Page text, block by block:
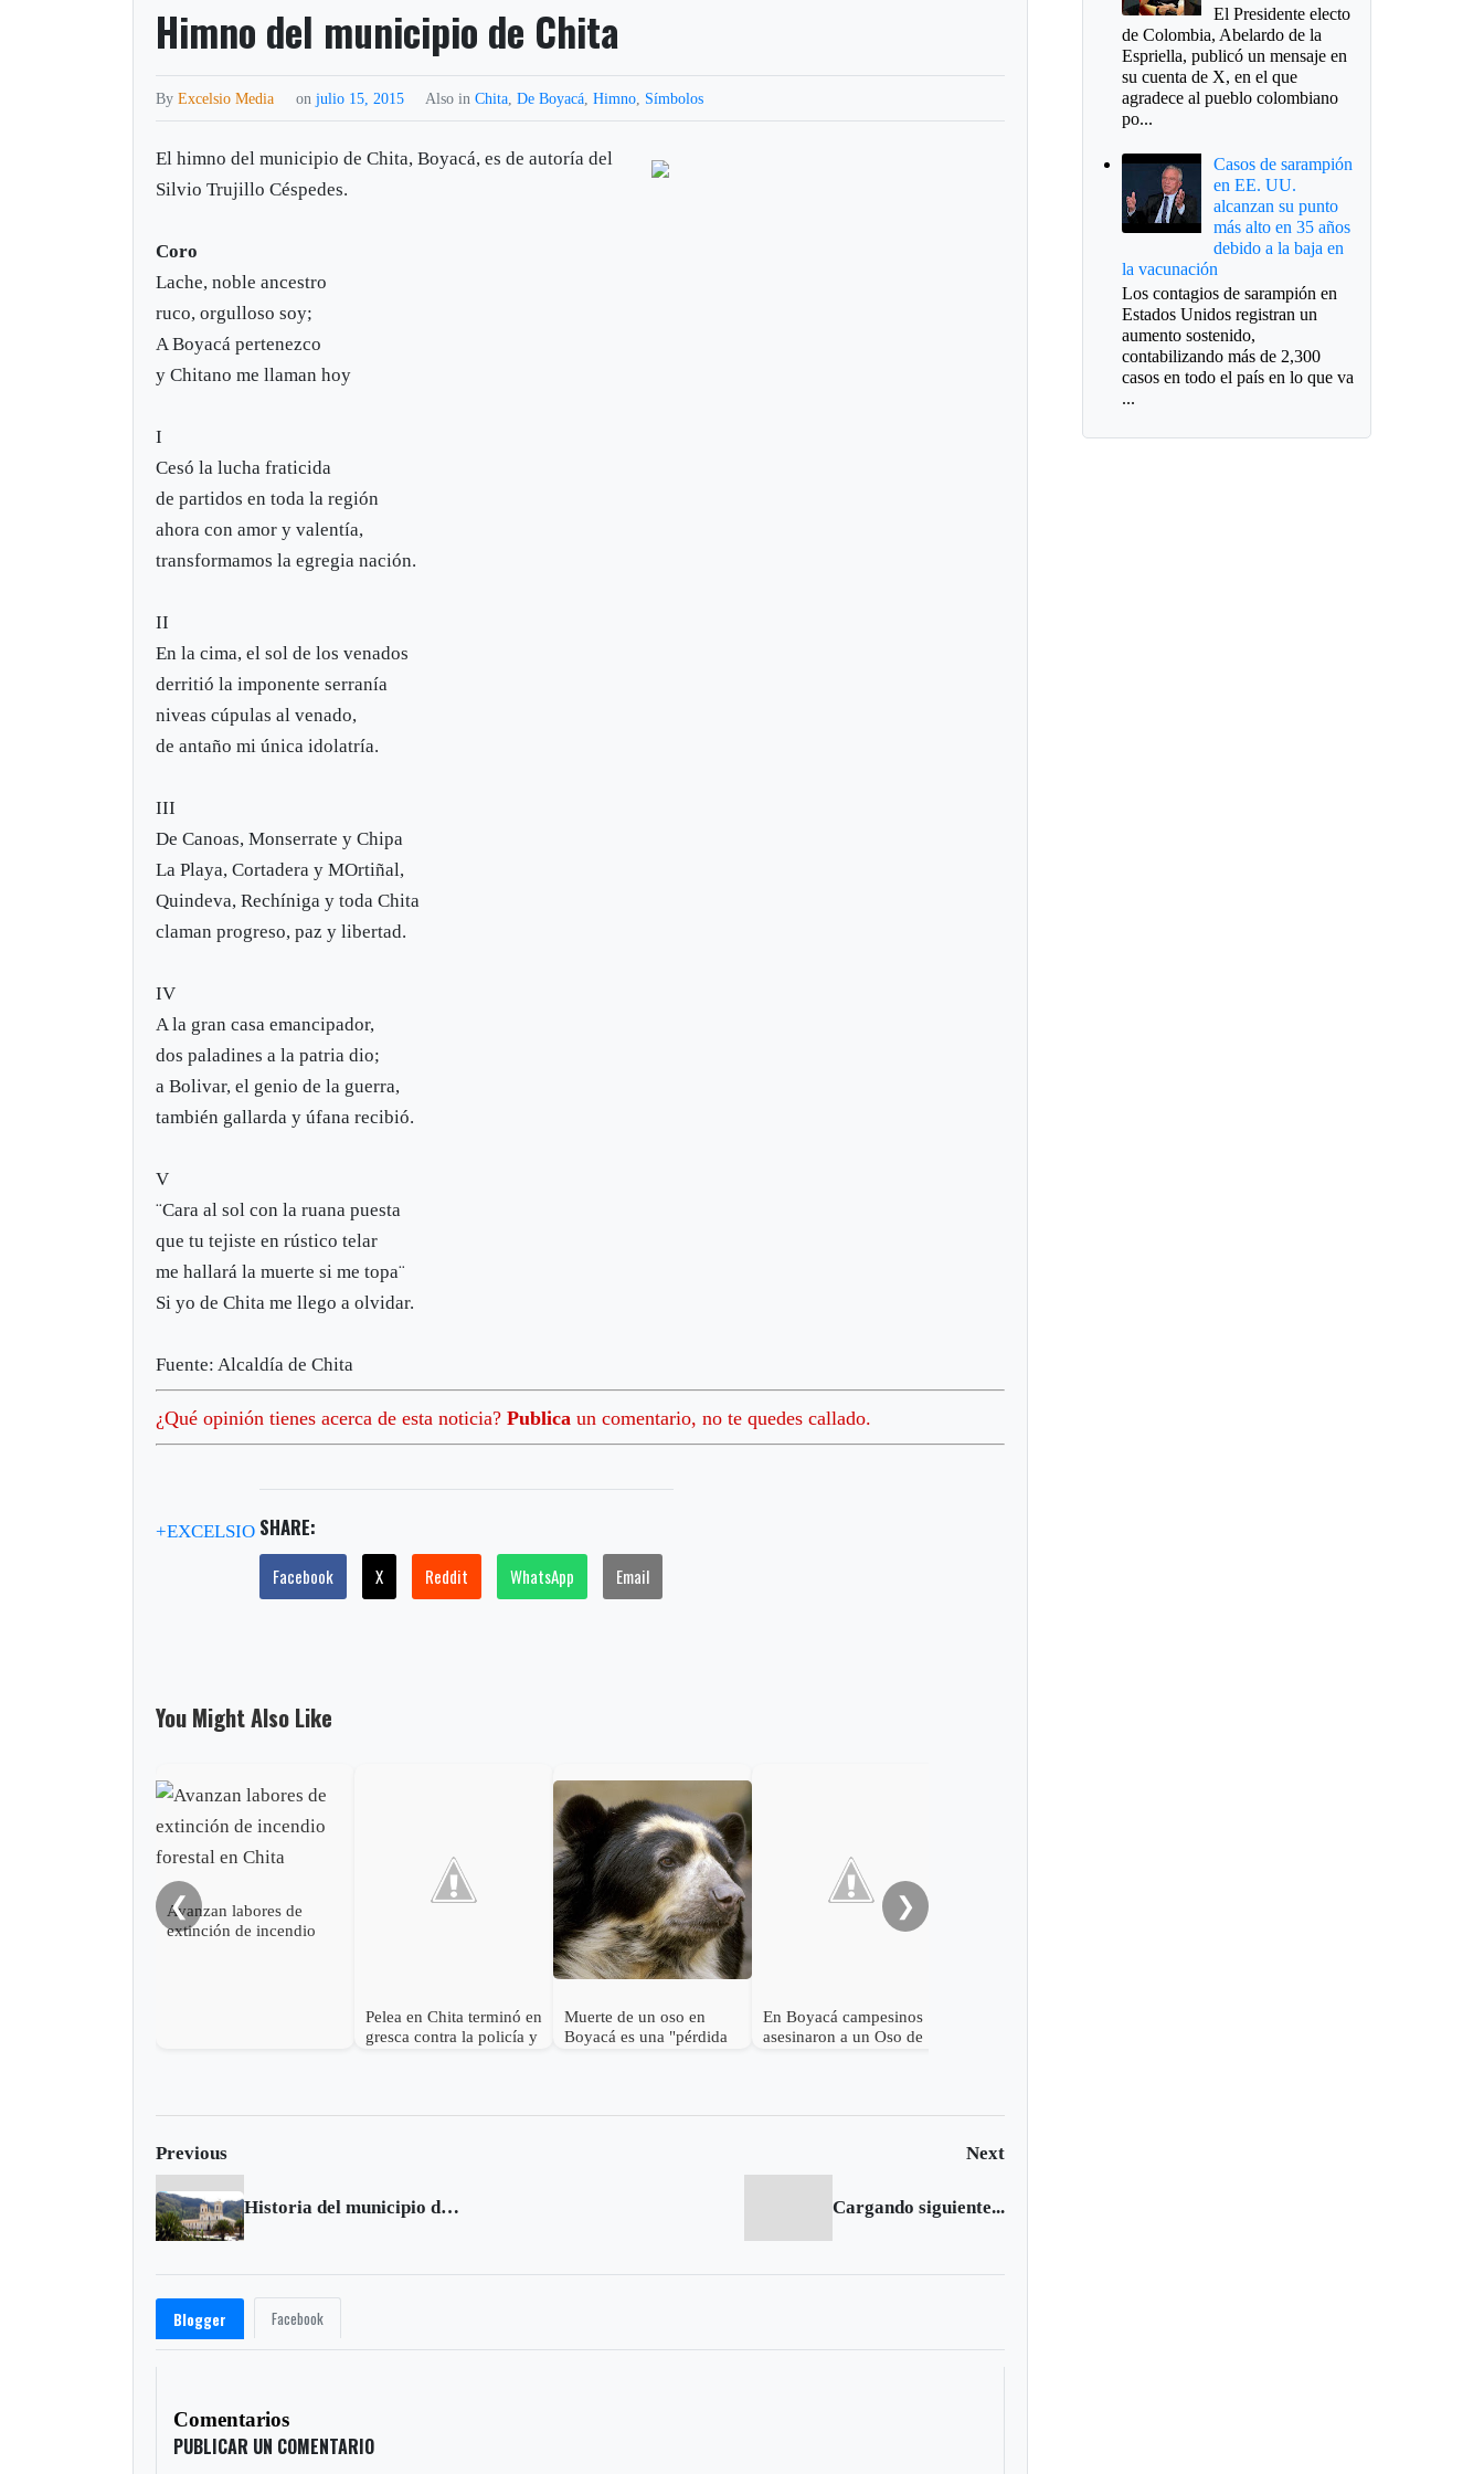
Himno del municipio de Chita
ByExcelsio Media onjulio 15, 2015 Also inChita ,De Boyacá ,Himno Símbolos
El himno del municipio de Chita, Boyacá, es de autoría del
Silvio Trujillo Céspedes.
Coro
Lache, noble ancestro
ruco, orgulloso soy;
A Boyacá pertenezco
y Chitano me llaman hoy
I
Cesó la lucha fraticida
de partidos en toda la región
ahora con amor y valentía,
transformamos la egregia nación.
II
En la cima, el sol de los venados
derritió la imponente serranía
niveas cúpulas al venado,
de antaño mi única idolatría.
III
De Canoas, Monserrate y Chipa
La Playa, Cortadera y MOrtiñal,
Quindeva, Rechíniga y toda Chita
claman progreso, paz y libertad.
IV
A la gran casa emancipador,
dos paladines a la patria dio;
a Bolivar, el genio de la guerra,
también gallarda y úfana recibió.
V
¨Cara al sol con la ruana puesta
que tu tejiste en rústico telar
me hallará la muerte si me topa¨
Si yo de Chita me llego a olvidar.
Fuente: Alcaldía de Chita
¿Qué opinión tienes acerca de esta noticia?Publica un comentario, no te quedes callado.
+EXCELSIO SHARE:
Facebook X Reddit WhatsApp Email
You Might Also Like
❮
Avanzan labores de
extinción de incendio
Pelea en Chita terminó en
gresca contra la policía y
Muerte de un oso en
Boyacá es una "pérdida
En Boyacá campesinos
asesinaron a un Oso de
❯
Previous Next
Historia del municipio de Chita - Boyacá Cargando siguiente...
Blogger Facebook
Comentarios
PUBLICAR UN COMENTARIO
El Presidente electo
de Colombia, Abelardo de la
Espriella, publicó un mensaje en
su cuenta de X, en el que
agradece al pueblo colombiano
po...
Casos de sarampión
en EE. UU.
alcanzan su punto
más alto en 35 años
debido a la baja en
la vacunación
Los contagios de sarampión en
Estados Unidos registran un
aumento sostenido,
contabilizando más de 2,300
casos en todo el país en lo que va
...